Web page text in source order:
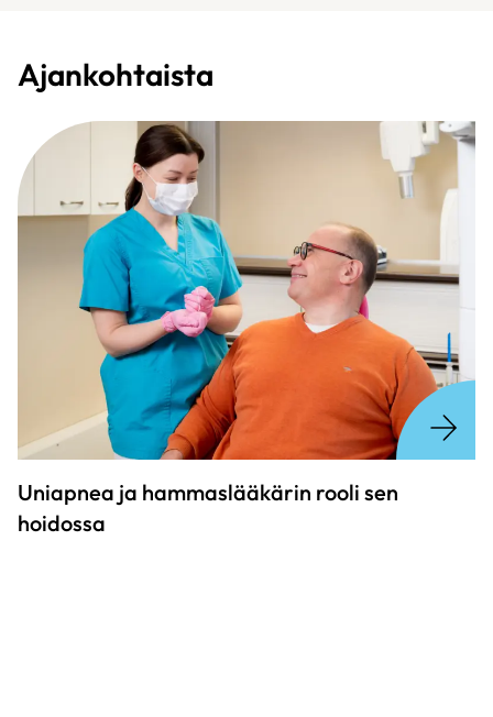
Ajankohtaista
Uniapnea ja hammaslääkärin rooli sen
hoidossa